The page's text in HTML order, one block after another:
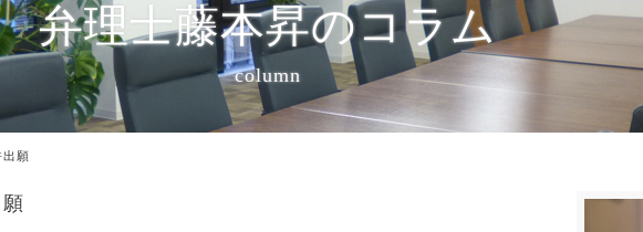
弁理士藤本昇のコラム
column
願